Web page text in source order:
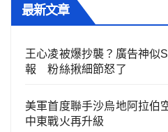
最新文章
王心凌被爆抄襲？廣告神似
報 粉絲揪細節怒了
美軍首度聯手沙烏地阿拉伯
中東戰火再升級